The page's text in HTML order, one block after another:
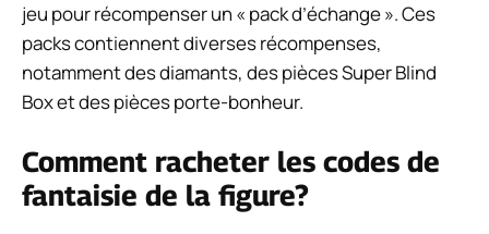
jeu pour récompenser un « pack d’échange ». Ces
packs contiennent diverses récompenses,
notamment des diamants, des pièces Super Blind
Box et des pièces porte-bonheur.
Comment racheter les codes de
fantaisie de la figure?